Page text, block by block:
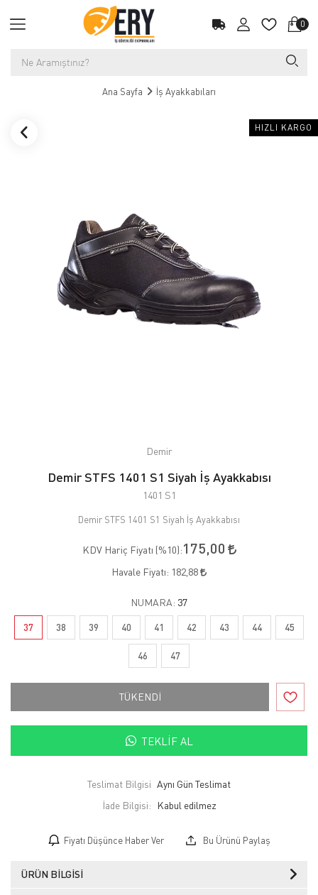
0
Ana Sayfa İş Ayakkabıları
HIZLI KARGO
Demir
Demir STFS 1401 S1 Siyah İş Ayakkabısı
1401 S1
Demir STFS 1401 S1 Siyah İş Ayakkabısı
KDV Hariç Fiyatı (%10):175,00
Havale Fiyatı: 182,88
NUMARA: 37
37 38 39 40 41 42 43 44 45
46 47
TÜKENDİ
TEKLIF AL
Teslimat Bilgisi Aynı Gün Teslimat
İade Bilgisi:
Fiyatı Düşünce Haber Ver Bu Ürünü Paylaş
ÜRÜN BILGISI